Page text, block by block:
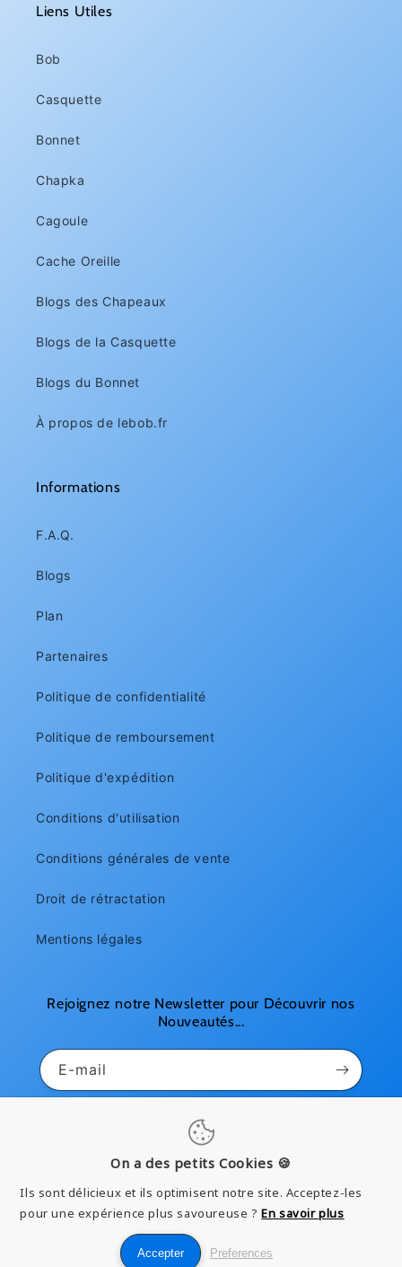
Liens Utiles
Bob
Casquette
Bonnet
Chapka
Cagoule
Cache Oreille
Blogs des Chapeaux
Blogs de la Casquette
Blogs du Bonnet
À propos de lebob.fr
Informations
F.A.Q.
Blogs
Plan
Partenaires
Politique de confidentialité
Politique de remboursement
Politique d'expédition
Conditions d'utilisation
Conditions générales de vente
Droit de rétractation
Mentions légales
Rejoignez notre Newsletter pour Découvrir nos
Nouveautés...
E-mail
PinterestInstagram
Moyens
On a des petits Cookies 🍪
Ils sont délicieux et ils optimisent notre site. Acceptez-les
pour une expérience plus savoureuse ?En savoir plus
Accepter Preferences